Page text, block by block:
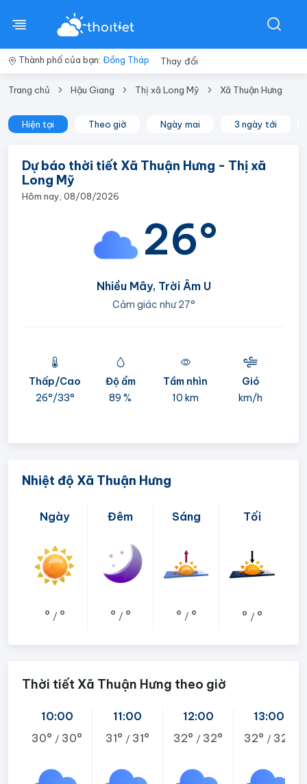
Thành phố của bạn: Đồng Tháp Thay đổi
Trang chủ Hậu Giang Thị xã Long Mỹ Xã Thuận Hưng
Hiện tại Theo giờ Ngày mai 3 ngày tới
Dự báo thời tiết Xã Thuận Hưng - Thị xã
Long Mỹ
Hôm nay, 08/08/2026
26°
Nhiều Mây, Trời Âm U
Cảm giác như27°
Thấp/Cao
26°/33°
Độ ẩm
89 %
Tầm nhìn
10 km
Gió
km/h
Nhiệt độ Xã Thuận Hưng
Ngày
° / °
Đêm
° / °
Sáng
° / °
Tối
° / °
Thời tiết Xã Thuận Hưng theo giờ
10:00
30° / 30°
11:00
31° / 31°
12:00
32° / 32°
13:00
32° / 32°